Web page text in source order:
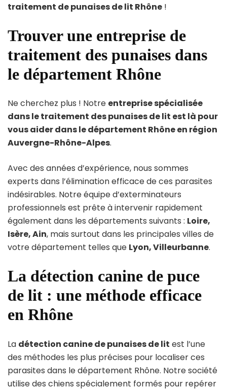
traitement de punaises de lit Rhône !
Trouver une entreprise de
traitement des punaises dans
le département Rhône
Ne cherchez plus ! Notre entreprise spécialisée
dans le traitement des punaises de lit est là pour
vous aider dans le département Rhône en région
Auvergne-Rhône-Alpes.
Avec des années d’expérience, nous sommes
experts dans l’élimination efficace de ces parasites
indésirables. Notre équipe d’exterminateurs
professionnels est prête à intervenir rapidement
également dans les départements suivants : Loire,
Isère, Ain, mais surtout dans les principales villes de
votre département telles que Lyon, Villeurbanne.
La détection canine de puce
de lit : une méthode efficace
en Rhône
La détection canine de punaises de lit est l’une
des méthodes les plus précises pour localiser ces
parasites dans le département Rhône. Notre société
utilise des chiens spécialement formés pour repérer